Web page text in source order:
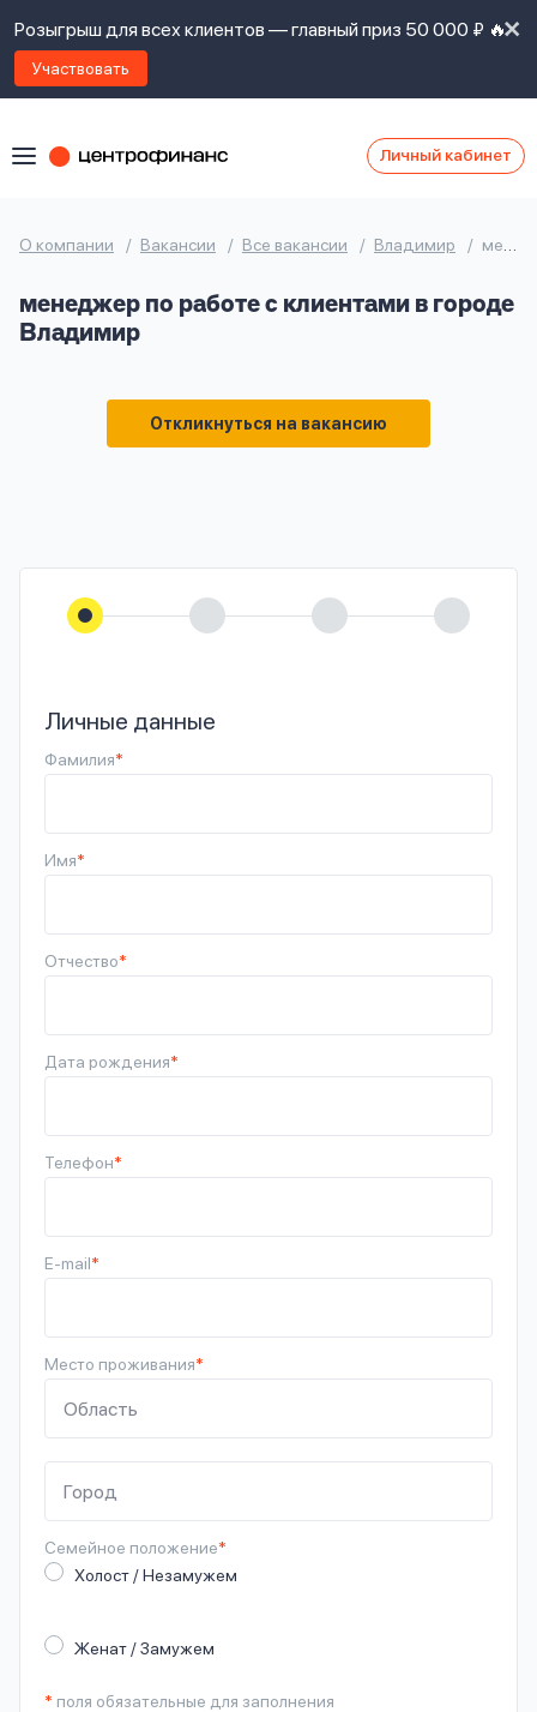
Розыгрыш для всех клиентов — главный приз 50 000 ₽ 🔥
Участвовать
Личный кабинет
О компании Вакансии Все вакансии Владимир менеджер по работе с клиентами
менеджер по работе с клиентами в городе
Владимир
Откликнуться на вакансию
Личные данные
Фамилия*
Имя*
Отчество*
Дата рождения*
Телефон*
E-mail*
Место проживания*
Семейное положение*
Холост / Незамужем
Женат / Замужем
* поля обязательные для заполнения
Оформить заявку
контакты
Ответы
вопросы
Я
правилами
предоставления